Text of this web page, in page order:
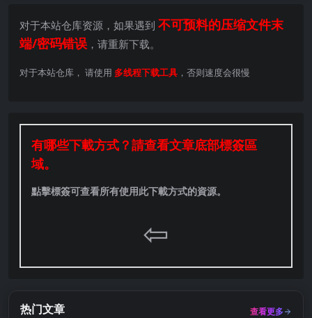
对于本站仓库资源，如果遇到 不可预料的压缩文件末
端/密码错误 ，请重新下载。
对于本站仓库， 请使用 多线程下载工具 ，否则速度会很慢
有哪些下載方式？請查看文章底部標簽區
域。
點擊標簽可查看所有使用此下載方式的資源。
⇦
热门文章
查看更多